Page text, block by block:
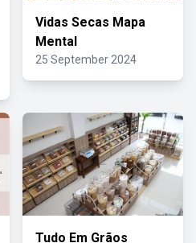
Vidas Secas Mapa
Mental
25 September 2024
Tudo Em Grãos